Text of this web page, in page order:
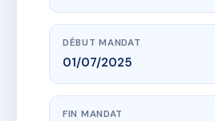
DÉBUT MANDAT
01/07/2025
FIN MANDAT